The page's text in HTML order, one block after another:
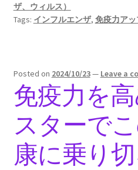
ザ、ウィルス）
Tags: インフルエンザ, 免疫力アッ
Posted on 2024/10/23— Leave a
免疫力を
スターで
康に乗り